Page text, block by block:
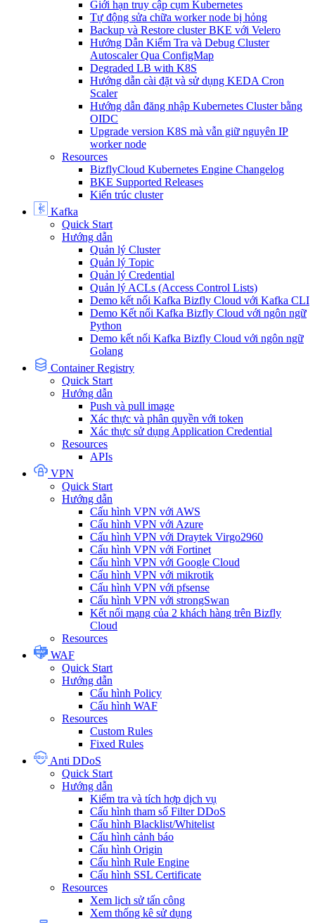
Giới hạn truy cập cụm Kubernetes
Tự động sửa chữa worker node bị hỏng
Backup và Restore cluster BKE với Velero
Hướng Dẫn Kiểm Tra và Debug Cluster
Autoscaler Qua ConfigMap
Degraded LB with K8S
Hướng dẫn cài đặt và sử dụng KEDA Cron
Scaler
Hướng dẫn đăng nhập Kubernetes Cluster bằng
OIDC
Upgrade version K8S mà vẫn giữ nguyên IP
worker node
Resources
BizflyCloud Kubernetes Engine Changelog
BKE Supported Releases
Kiến trúc cluster
Kafka
Quick Start
Hướng dẫn
Quản lý Cluster
Quản lý Topic
Quản lý Credential
Quản lý ACLs (Access Control Lists)
Demo kết nối Kafka Bizfly Cloud với Kafka CLI
Demo Kết nối Kafka Bizfly Cloud với ngôn ngữ
Python
Demo kết nối Kafka Bizfly Cloud với ngôn ngữ
Golang
Container Registry
Quick Start
Hướng dẫn
Push và pull image
Xác thực và phân quyền với token
Xác thực sử dụng Application Credential
Resources
APIs
VPN
Quick Start
Hướng dẫn
Cấu hình VPN với AWS
Cấu hình VPN với Azure
Cấu hình VPN với Draytek Virgo2960
Cấu hình VPN với Fortinet
Cấu hình VPN với Google Cloud
Cấu hình VPN với mikrotik
Cấu hình VPN với pfsense
Cấu hình VPN với strongSwan
Kết nối mạng của 2 khách hàng trên Bizfly
Cloud
Resources
WAF
Quick Start
Hướng dẫn
Cấu hình Policy
Cấu hình WAF
Resources
Custom Rules
Fixed Rules
Anti DDoS
Quick Start
Hướng dẫn
Kiểm tra và tích hợp dịch vụ
Cấu hình tham số Filter DDoS
Cấu hình Blacklist/Whitelist
Cấu hình cảnh báo
Cấu hình Origin
Cấu hình Rule Engine
Cấu hình SSL Certificate
Resources
Xem lịch sử tấn công
Xem thống kê sử dụng